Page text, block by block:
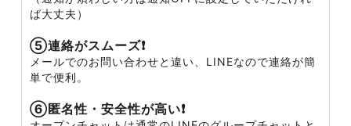
ば大丈夫）
⑤連絡がスムーズ❗
メールでのお問い合わせと違い、LINEなので連絡が簡
単で便利。
⑥匿名性・安全性が高い❗